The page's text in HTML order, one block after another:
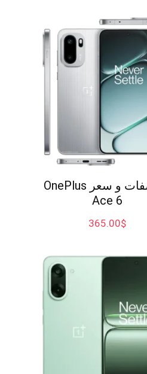
مواصفات و سعر OnePlus
Ace 6
$
365.00